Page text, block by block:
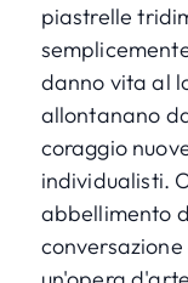
piastrelle
danno vita al
allontanano
coraggio
individualisti.
abbellimento